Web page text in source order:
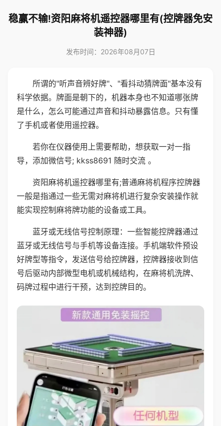
稳赢不输!资阳麻将机遥控器哪里有(控牌器免安
装神器)
发布时间：2026年08月07日
所谓的"听声音辨好牌"、"看抖动猜牌面"基本没有
科学依据。牌面是朝下的，机器本身也不知道哪张牌
是什么，怎么可能通过声音和抖动暴露信息。只有懂
了手机或者使用遥控器。
若你在仪器使用上需要帮助，想获取一对一指
导，添加微信号; kkss8691 随时交流 。
资阳麻将机遥控器哪里有;普通麻将机程序控牌器
一般是指通过一些无需对麻将机进行复杂安装操作就
能实现控制麻将牌功能的设备或工具。
蓝牙或无线信号控制原理：一些智能控牌器通过
蓝牙或无线信号与手机等设备连接。手机端软件预设
好牌型等指令，发送信号给控牌器，控牌器接收到信
号后驱动内部微型电机或机械结构，在麻将机洗牌、
码牌过程中进行干预，达到控牌目的。